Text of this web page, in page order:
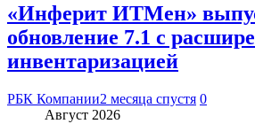
«Инферит ИТМен»
обновление 7.1 с
инвентаризацией
РБК Компании2 месяца спустя 0
Август 2026